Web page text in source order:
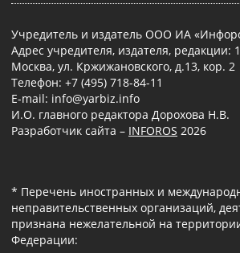
Учредитель и издатель ООО ИА
Адрес учредителя, издателя, редакции:
Москва, ул. Кржижановского, д.13, кор. 2
Телефон: +7 (495) 718-84-11
E-mail: info@yarbiz.info
И.О. главного редактора Дорохова Н.В.
Разработчик сайта – INFOROS 2026
* Перечень иностранных и
неправительственных организаций,
признана нежелательной на
Федерации: